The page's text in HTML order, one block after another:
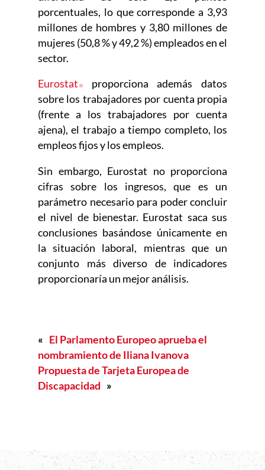
porcentuales, lo que corresponde a 3,93
millones de hombres y 3,80 millones de
mujeres (50,8 % y 49,2 %) empleados en el
sector.
Eurostat Abre en nueva ventana
proporciona además datos
sobre los trabajadores por cuenta propia
(frente a los trabajadores por cuenta
ajena), el trabajo a tiempo completo, los
empleos fijos y los empleos.
Sin embargo, Eurostat no proporciona
cifras sobre los ingresos, que es un
parámetro necesario para poder concluir
el nivel de bienestar. Eurostat saca sus
conclusiones basándose únicamente en
la situación laboral, mientras que un
conjunto más diverso de indicadores
proporcionaría un mejor análisis.
« El Parlamento Europeo aprueba el
nombramiento de Iliana Ivanova
Propuesta de Tarjeta Europea de
Discapacidad »